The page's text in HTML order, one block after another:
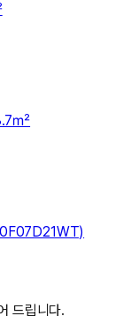
㎡
드립니다.